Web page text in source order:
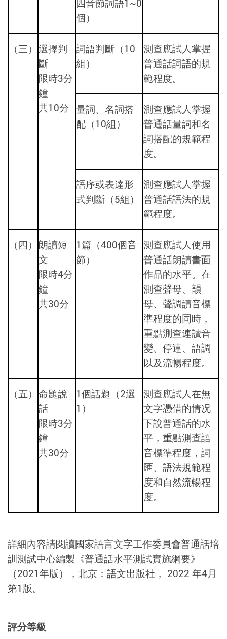
四音節詞語1~0
個）
（三） 選擇判
斷
限時3分
鐘
共10分
詞語判斷（10
組）
測查應試人掌握
普通話詞語的規
範程度。
量詞、名詞搭
配（10組）
測查應試人掌握
普通話量詞和名
詞搭配的規範程
度。
語序或表達形
式判斷（5組）
測查應試人掌握
普通話語法的規
範程度。
（四） 朗讀短
文
限時4分
鐘
共30分
1篇（400個音
節）
測查應試人使用
普通話朗讀書面
作品的水平。在
測查聲母、韻
母、聲調讀音標
準程度的同時，
重點測查連讀音
變、停連、語調
以及流暢程度。
（五） 命題說
話
限時3分
鐘
共30分
1個話題（2選
1）
測查應試人在無
文字憑借的情况
下說普通話的水
平，重點測查語
音標準程度，詞
匯、語法規範程
度和自然流暢程
度。
詳細內容請閱讀國家語言文字工作委員會普通話培
訓測試中心編製《普通話水平測試實施綱要》
（2021年版），北京：語文出版社， 2022 年4月
第1版。
評分等級